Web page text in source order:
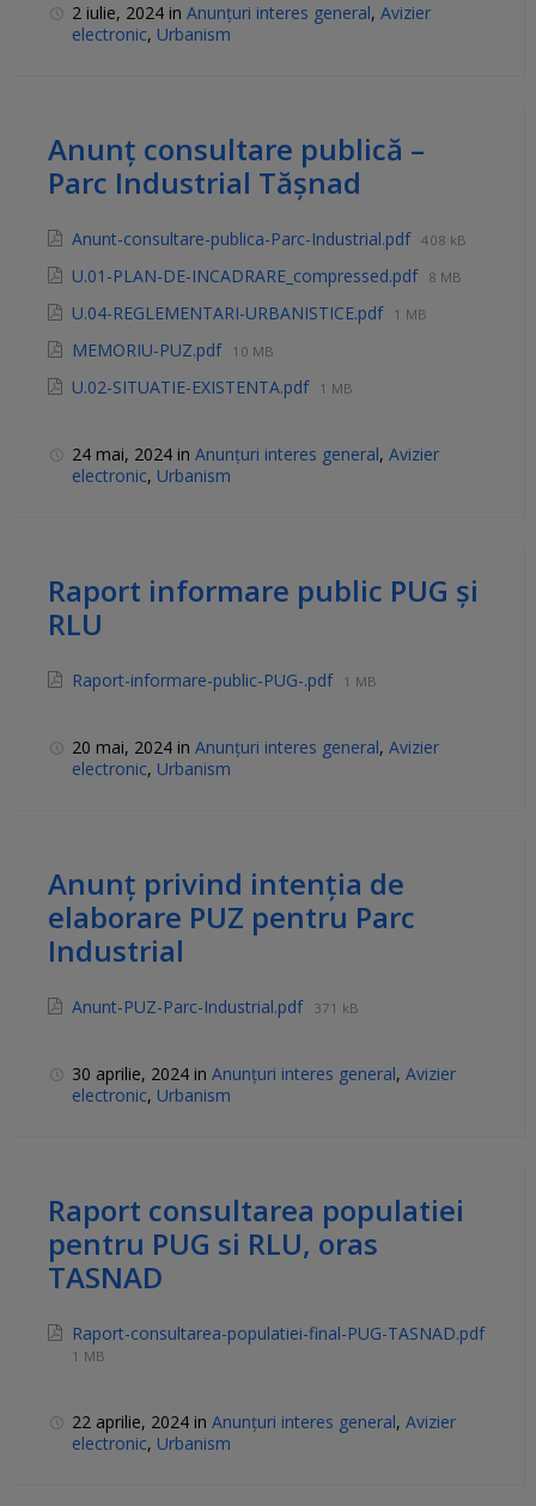
2 iulie, 2024 in Anunțuri interes general, Avizier
electronic, Urbanism
Anunț consultare publică –
Parc Industrial Tășnad
Anunt-consultare-publica-Parc-Industrial.pdf 408 kB
U.01-PLAN-DE-INCADRARE_compressed.pdf 8 MB
U.04-REGLEMENTARI-URBANISTICE.pdf 1 MB
MEMORIU-PUZ.pdf 10 MB
U.02-SITUATIE-EXISTENTA.pdf 1 MB
24 mai, 2024 in Anunțuri interes general, Avizier
electronic, Urbanism
Raport informare public PUG și
RLU
Raport-informare-public-PUG-.pdf 1 MB
20 mai, 2024 in Anunțuri interes general, Avizier
electronic, Urbanism
Anunț privind intenția de
elaborare PUZ pentru Parc
Industrial
Anunt-PUZ-Parc-Industrial.pdf 371 kB
30 aprilie, 2024 in Anunțuri interes general, Avizier
electronic, Urbanism
Raport consultarea populatiei
pentru PUG si RLU, oras
TASNAD
Raport-consultarea-populatiei-final-PUG-TASNAD.pdf
1 MB
22 aprilie, 2024 in Anunțuri interes general, Avizier
electronic, Urbanism